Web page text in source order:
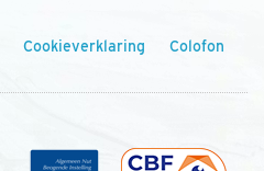
Cookieverklaring Colofon